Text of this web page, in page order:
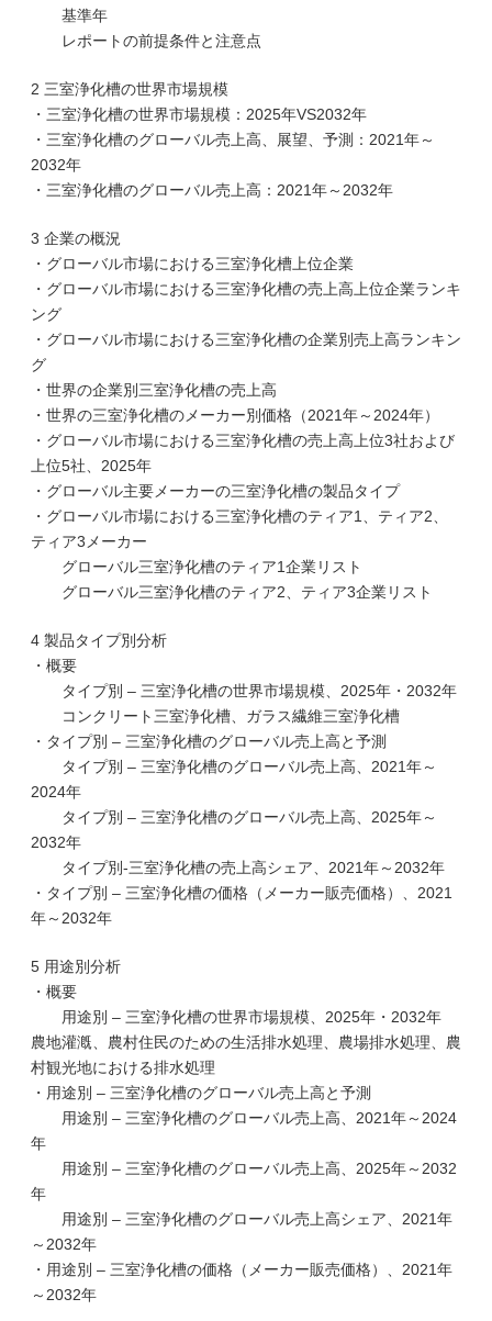
基準年
レポートの前提条件と注意点
2 三室浄化槽の世界市場規模
・三室浄化槽の世界市場規模：2025年VS2032年
・三室浄化槽のグローバル売上高、展望、予測：2021年～
2032年
・三室浄化槽のグローバル売上高：2021年～2032年
3 企業の概況
・グローバル市場における三室浄化槽上位企業
・グローバル市場における三室浄化槽の売上高上位企業ランキ
ング
・グローバル市場における三室浄化槽の企業別売上高ランキン
グ
・世界の企業別三室浄化槽の売上高
・世界の三室浄化槽のメーカー別価格（2021年～2024年）
・グローバル市場における三室浄化槽の売上高上位3社および
上位5社、2025年
・グローバル主要メーカーの三室浄化槽の製品タイプ
・グローバル市場における三室浄化槽のティア1、ティア2、
ティア3メーカー
グローバル三室浄化槽のティア1企業リスト
グローバル三室浄化槽のティア2、ティア3企業リスト
4 製品タイプ別分析
・概要
タイプ別 – 三室浄化槽の世界市場規模、2025年・2032年
コンクリート三室浄化槽、ガラス繊維三室浄化槽
・タイプ別 – 三室浄化槽のグローバル売上高と予測
タイプ別 – 三室浄化槽のグローバル売上高、2021年～
2024年
タイプ別 – 三室浄化槽のグローバル売上高、2025年～
2032年
タイプ別-三室浄化槽の売上高シェア、2021年～2032年
・タイプ別 – 三室浄化槽の価格（メーカー販売価格）、2021
年～2032年
5 用途別分析
・概要
用途別 – 三室浄化槽の世界市場規模、2025年・2032年
農地灌漑、農村住民のための生活排水処理、農場排水処理、農
村観光地における排水処理
・用途別 – 三室浄化槽のグローバル売上高と予測
用途別 – 三室浄化槽のグローバル売上高、2021年～2024
年
用途別 – 三室浄化槽のグローバル売上高、2025年～2032
年
用途別 – 三室浄化槽のグローバル売上高シェア、2021年
～2032年
・用途別 – 三室浄化槽の価格（メーカー販売価格）、2021年
～2032年